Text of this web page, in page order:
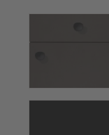
uporządkowaną i